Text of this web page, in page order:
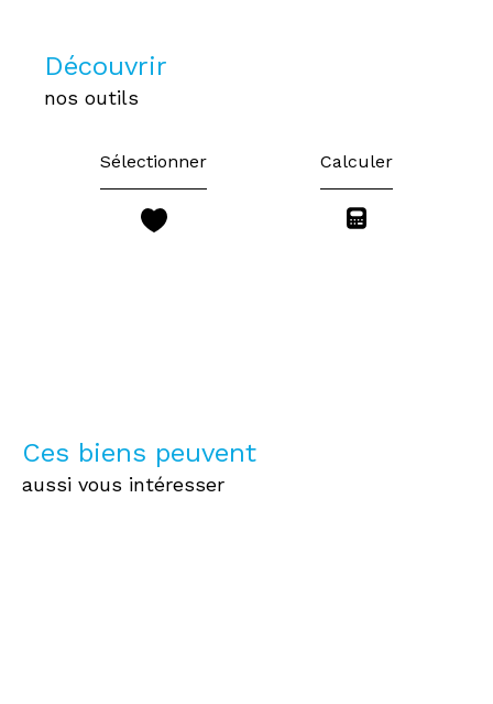
découvrir
nos outils
Sélectionner Calculer
Ces biens peuvent
aussi vous intéresser